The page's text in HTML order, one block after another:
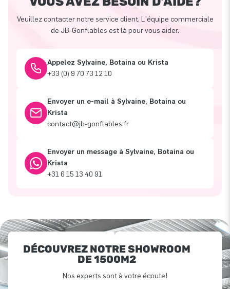
Veuillez contacter notre service client. L'équipe commerciale
de JB-Gonflables est là pour vous aider.
Appelez Sylvaine, Botaina ou Krista
+33 (0) 9 70 73 12 10
Envoyer un e-mail à Sylvaine, Botaina ou
Krista
contact@jb-gonflables.fr
Envoyer un message à Sylvaine, Botaina ou
Krista
+31 6 15 13 40 91
DÉCOUVREZ NOTRE SHOWROOM
DE 1500M2
Nos experts sont à votre écoute!